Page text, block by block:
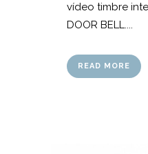
vídeo timbre
DOOR BELL....
READ MORE